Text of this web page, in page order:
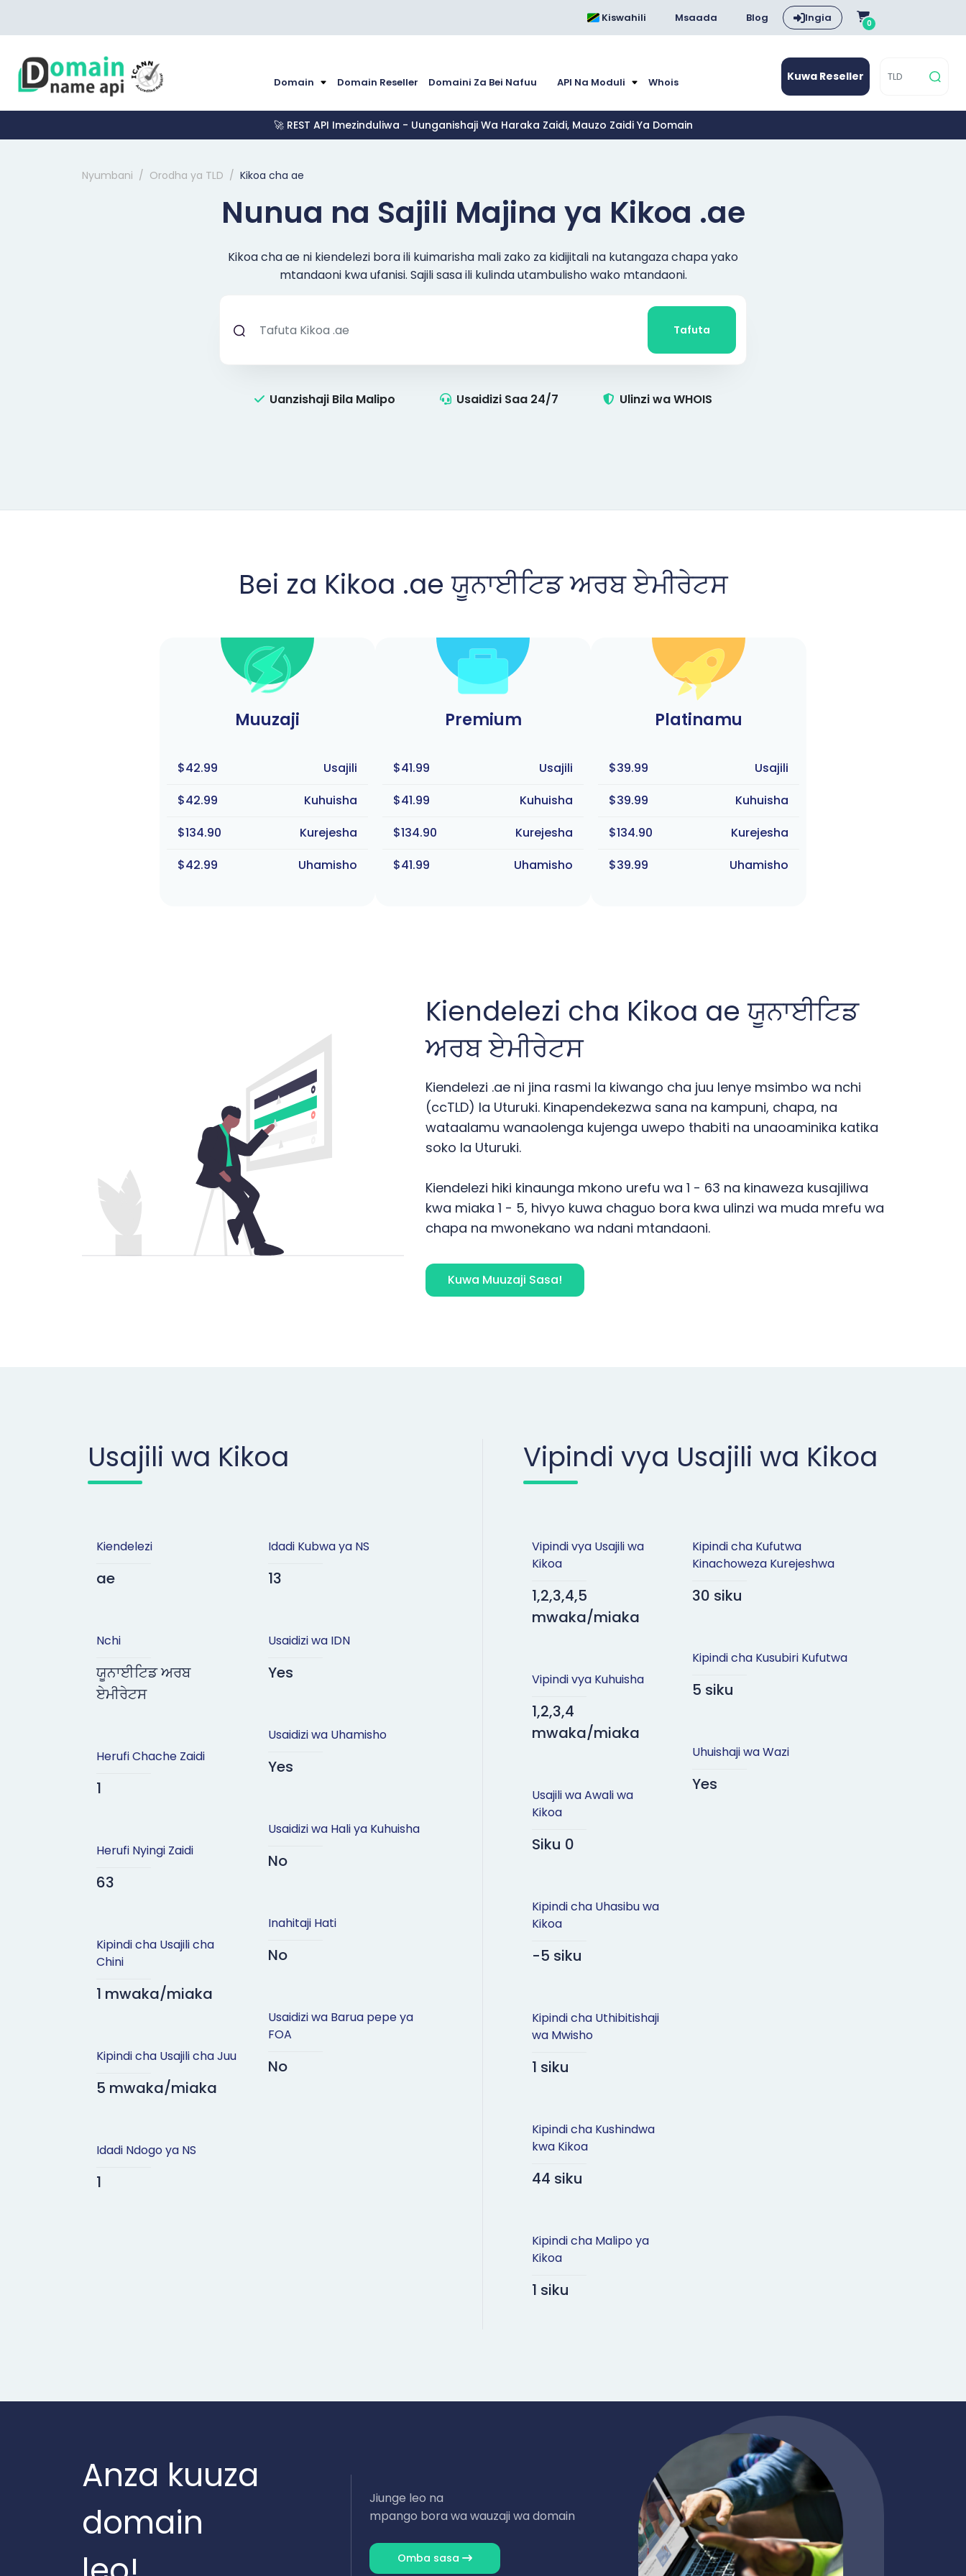
Kiswahili Msaada Blog Ingia 0
Domain Domain Reseller Domaini Za Bei Nafuu API Na Moduli Whois Kuwa Reseller
🚀 REST API Imezinduliwa - Uunganishaji Wa Haraka Zaidi, Mauzo Zaidi Ya Domain
Nyumbani Orodha ya TLD Kikoa cha ae
Nunua na Sajili Majina ya Kikoa .ae
Kikoa cha ae ni kiendelezi bora ili kuimarisha mali zako za kidijitali na kutangaza chapa yako
mtandaoni kwa ufanisi. Sajili sasa ili kulinda utambulisho wako mtandaoni.
Tafuta
Uanzishaji Bila Malipo Usaidizi Saa 24/7 Ulinzi wa WHOIS
Bei za Kikoa .ae ਯੂਨਾਈਟਿਡ ਅਰਬ ਏਮੀਰੇਟਸ
Muuzaji
$42.99
Usajili
$42.99
Kuhuisha
$134.90
Kurejesha
$42.99
Uhamisho
Premium
$41.99
Usajili
$41.99
Kuhuisha
$134.90
Kurejesha
$41.99
Uhamisho
Platinamu
$39.99
Usajili
$39.99
Kuhuisha
$134.90
Kurejesha
$39.99
Uhamisho
Kiendelezi cha Kikoa ae ਯੂਨਾਈਟਿਡ
ਅਰਬ ਏਮੀਰੇਟਸ
Kiendelezi .ae ni jina rasmi la kiwango cha juu lenye msimbo wa nchi
(ccTLD) la Uturuki. Kinapendekezwa sana na kampuni, chapa, na
wataalamu wanaolenga kujenga uwepo thabiti na unaoaminika katika
soko la Uturuki.
Kiendelezi hiki kinaunga mkono urefu wa 1 - 63 na kinaweza kusajiliwa
kwa miaka 1 - 5, hivyo kuwa chaguo bora kwa ulinzi wa muda mrefu wa
chapa na mwonekano wa ndani mtandaoni.
Kuwa Muuzaji Sasa!
Usajili wa Kikoa
Kiendelezi
ae
Nchi
ਯੂਨਾਈਟਿਡ ਅਰਬ
ਏਮੀਰੇਟਸ
Herufi Chache Zaidi
1
Herufi Nyingi Zaidi
63
Kipindi cha Usajili cha
Chini
1 mwaka/miaka
Kipindi cha Usajili cha Juu
5 mwaka/miaka
Idadi Ndogo ya NS
1
Idadi Kubwa ya NS
13
Usaidizi wa IDN
Yes
Usaidizi wa Uhamisho
Yes
Usaidizi wa Hali ya Kuhuisha
No
Inahitaji Hati
No
Usaidizi wa Barua pepe ya
FOA
No
Vipindi vya Usajili wa Kikoa
Vipindi vya Usajili wa
Kikoa
1,2,3,4,5
mwaka/miaka
Vipindi vya Kuhuisha
1,2,3,4
mwaka/miaka
Usajili wa Awali wa
Kikoa
Siku 0
Kipindi cha Uhasibu wa
Kikoa
-5 siku
Kipindi cha Uthibitishaji
wa Mwisho
1 siku
Kipindi cha Kushindwa
kwa Kikoa
44 siku
Kipindi cha Malipo ya
Kikoa
1 siku
Kipindi cha Kufutwa
Kinachoweza Kurejeshwa
30 siku
Kipindi cha Kusubiri Kufutwa
5 siku
Uhuishaji wa Wazi
Yes
Anza kuuza
domain
Jiunge leo na
mpango bora wa wauzaji wa domain
Omba sasa